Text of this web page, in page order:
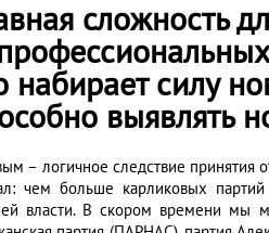
сложность
набирает силу
выявлять
– логичное следствие принятия
чем больше карликовых
власти. В скором времени мы